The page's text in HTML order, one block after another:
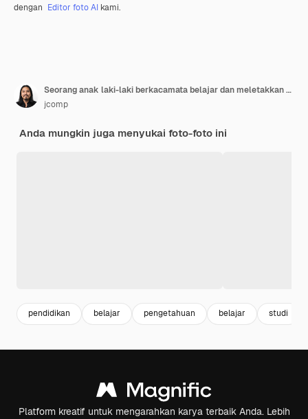
dengan Editor foto AI kami.
Seorang anak laki-laki berkacamata belajar dan meletakkan buku di atas kepalanya di kelas.
jcomp
Anda mungkin juga menyukai foto-foto ini
pendidikan belajar pengetahuan belajar studi
Platform kreatif untuk mengarahkan karya terbaik Anda. Lebih